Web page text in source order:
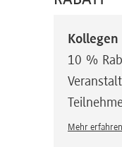
Kollegen
10 %
Mehr erfahren